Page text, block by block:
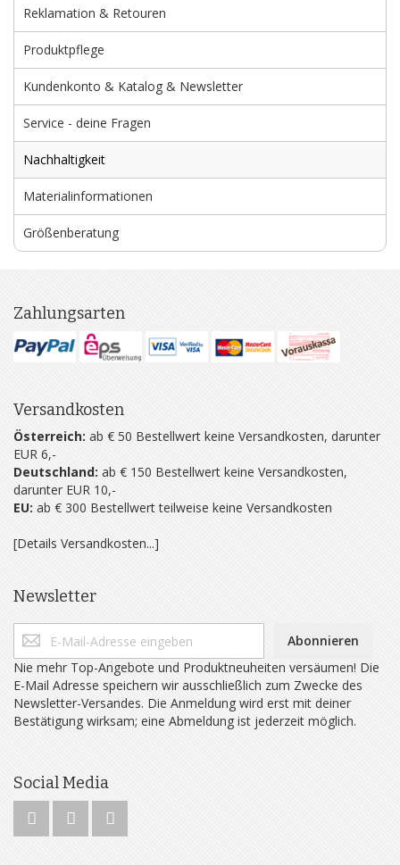
Reklamation & Retouren
Produktpflege
Kundenkonto & Katalog & Newsletter
Service - deine Fragen
Nachhaltigkeit
Materialinformationen
Größenberatung
Zahlungsarten
Versandkosten
Österreich: ab € 50 Bestellwert keine Versandkosten, darunter
EUR 6,-
Deutschland: ab € 150 Bestellwert keine Versandkosten,
darunter EUR 10,-
EU: ab € 300 Bestellwert teilweise keine Versandkosten
[Details Versandkosten...]
Newsletter
Abonnieren
Nie mehr Top-Angebote und Produktneuheiten versäumen! Die
E-Mail Adresse speichern wir ausschließlich zum Zwecke des
Newsletter-Versandes. Die Anmeldung wird erst mit deiner
Bestätigung wirksam; eine Abmeldung ist jederzeit möglich.
Social Media